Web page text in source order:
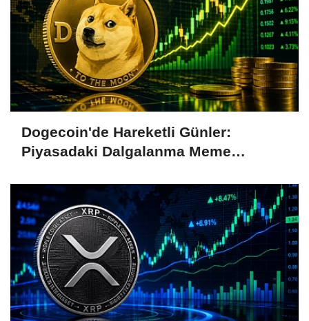
Dogecoin'de Hareketli Günler:
Piyasadaki Dalgalanma Meme